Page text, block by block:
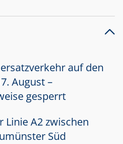
auf den
August –
gesperrt
Linie A2 zwischen
Süd